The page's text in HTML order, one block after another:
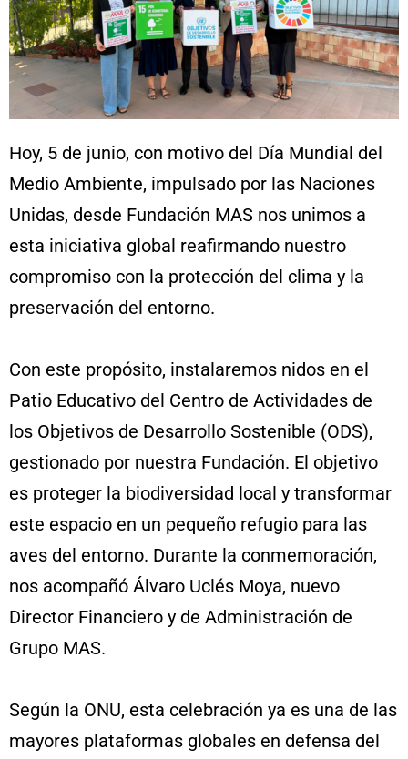
Hoy, 5 de junio, con motivo del Día Mundial del
Medio Ambiente, impulsado por las Naciones
Unidas, desde Fundación MAS nos unimos a
esta iniciativa global reafirmando nuestro
compromiso con la protección del clima y la
preservación del entorno.
Con este propósito, instalaremos nidos en el
Patio Educativo del Centro de Actividades de
los Objetivos de Desarrollo Sostenible (ODS),
gestionado por nuestra Fundación. El objetivo
es proteger la biodiversidad local y transformar
este espacio en un pequeño refugio para las
aves del entorno. Durante la conmemoración,
nos acompañó Álvaro Uclés Moya, nuevo
Director Financiero y de Administración de
Grupo MAS.
Según la ONU, esta celebración ya es una de las
mayores plataformas globales en defensa del